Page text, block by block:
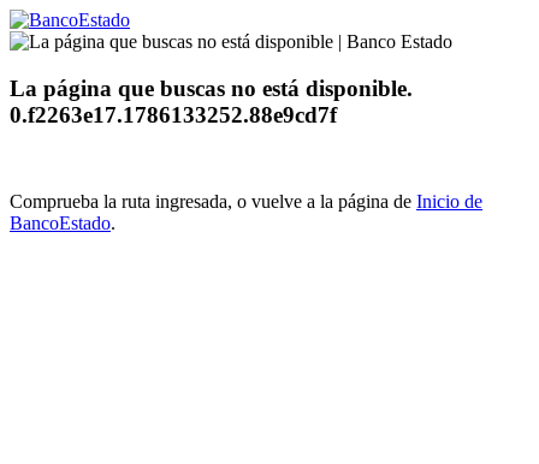
La página que buscas no está disponible.
0.f2263e17.1786133252.88e9cd7f
Comprueba la ruta ingresada, o vuelve a la página de Inicio de
BancoEstado.